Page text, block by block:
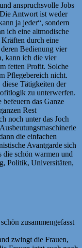
anspruchsvolle Jobs
Antwort ist weder
ja jeder“, sondern
ich eine altmodische
durch eine
Bedienung vier
kann ich die vier
fetten Profit. Solche
Pflegebereich nicht.
Tätigkeiten der
zu unterwerfen.
das Ganze
Rest
noch unter das Joch
die einfachen
Avantgarde sich
die schön warmen und
Politik, Universitäten,
zusammengefasst
zwingt die Frauen,